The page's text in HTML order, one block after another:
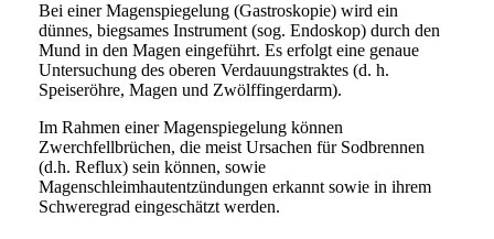
Bei einer Magenspiegelung (Gastroskopie) wird ein
dünnes, biegsames Instrument (sog. Endoskop) durch den
Mund in den Magen eingeführt. Es erfolgt eine genaue
Untersuchung des oberen Verdauungstraktes (d. h.
Speiseröhre, Magen und Zwölffingerdarm).
Im Rahmen einer Magenspiegelung können
Zwerchfellbrüchen, die meist Ursachen für Sodbrennen
(d.h. Reflux) sein können, sowie
Magenschleimhautentzündungen erkannt sowie in ihrem
Schweregrad eingeschätzt werden.